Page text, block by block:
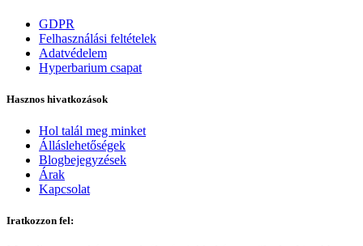
GDPR
Felhasználási feltételek
Adatvédelem
Hyperbarium csapat
Hasznos hivatkozások
Hol talál meg minket
Álláslehetőségek
Blogbejegyzések
Árak
Kapcsolat
Iratkozzon fel: